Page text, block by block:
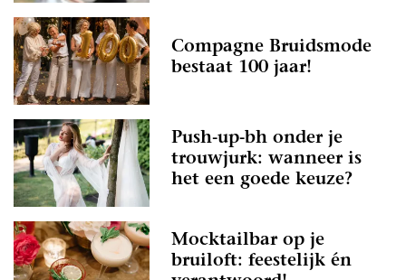
Compagne Bruidsmode
bestaat 100 jaar!
Push-up-bh onder je
trouwjurk: wanneer is
het een goede keuze?
Mocktailbar op je
bruiloft: feestelijk én